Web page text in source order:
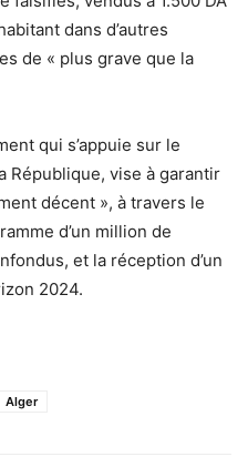
dans d’autres
de « plus grave que la
qui s’appuie sur le
République, vise à garantir
décent », à travers le
d’un million de
et la réception d’un
2024.
Alger